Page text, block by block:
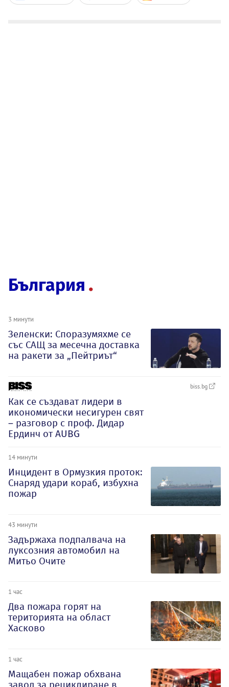
България
3 минути
Зеленски: Споразумяхме се
със САЩ за месечна доставка
на ракети за „Пейтриът“
biss.bg
Как се създават лидери в
икономически несигурен свят
– разговор с проф. Дидар
Ердинч от AUBG
14 минути
Инцидент в Ормузкия проток:
Снаряд удари кораб, избухна
пожар
43 минути
Задържаха подпалвача на
луксозния автомобил на
Митьо Очите
1 час
Два пожара горят на
територията на област
Хасково
1 час
Мащабен пожар обхвана